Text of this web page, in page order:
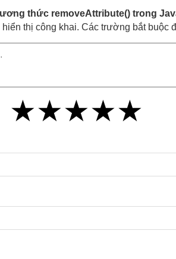
thức removeAttribute() trong
thị công khai. Các trường bắt buộc
★
★★
★★★
★★★★
★★★★★